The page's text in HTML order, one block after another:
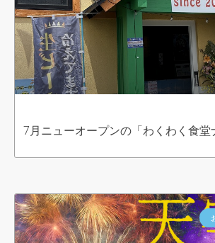
7月ニューオープンの「わくわく食堂